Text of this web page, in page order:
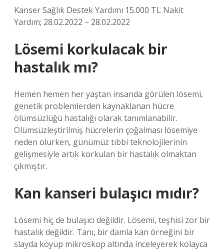
Kanser Sağlık Destek Yardımı 15.000 TL Nakit
Yardım; 28.02.2022 – 28.02.2022
Lösemi korkulacak bir
hastalık mı?
Hemen hemen her yaştan insanda görülen lösemi,
genetik problemlerden kaynaklanan hücre
ölümsüzlüğü hastalığı olarak tanımlanabilir.
Ölümsüzleştirilmiş hücrelerin çoğalması lösemiye
neden olurken, günümüz tıbbi teknolojilerinin
gelişmesiyle artık korkulan bir hastalık olmaktan
çıkmıştır.
Kan kanseri bulaşıcı mıdır?
Lösemi hiç de bulaşıcı değildir. Lösemi, teşhisi zor bir
hastalık değildir. Tanı, bir damla kan örneğini bir
slayda koyup mikroskop altında inceleyerek kolayca